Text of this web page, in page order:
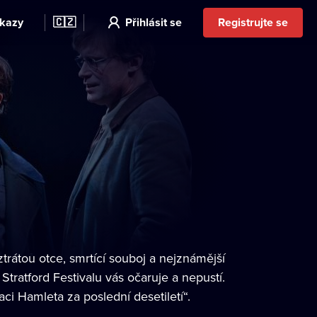
🇨🇿 Přihlásit se Registrujte se
otce, smrtící souboj a nejznámější
Festivalu vás očaruje a nepustí.
Hamleta za poslední desetiletí“.